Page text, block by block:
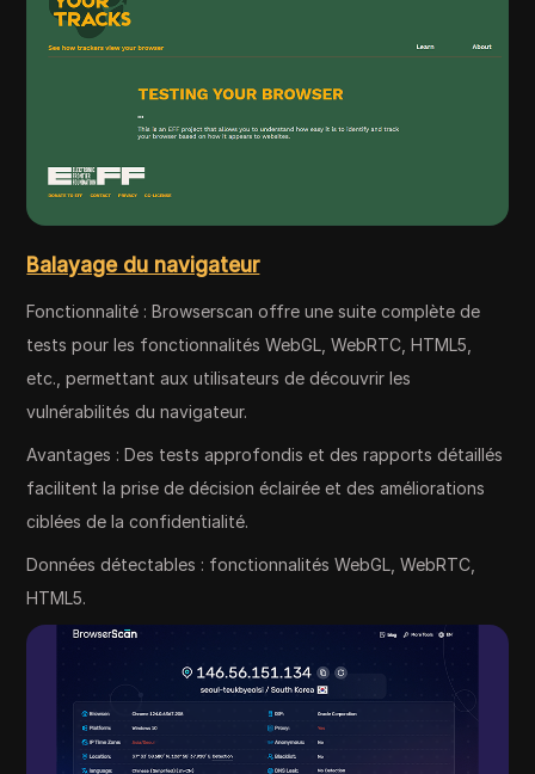
Balayage du navigateur
Fonctionnalité : Browserscan offre une suite complète de
tests pour les fonctionnalités WebGL, WebRTC, HTML5,
etc., permettant aux utilisateurs de découvrir les
vulnérabilités du navigateur.
Avantages : Des tests approfondis et des rapports détaillés
facilitent la prise de décision éclairée et des améliorations
ciblées de la confidentialité.
Données détectables : fonctionnalités WebGL, WebRTC,
HTML5.